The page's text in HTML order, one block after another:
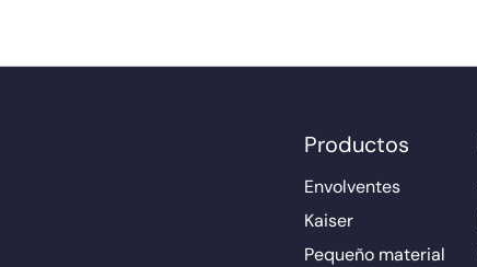
Productos
Envolventes
Kaiser
Pequeño material